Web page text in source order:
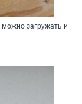
загружать и